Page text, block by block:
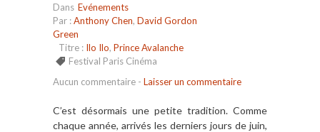
Dans Evénements
Par :Anthony Chen, David Gordon
Green
Titre : Ilo Ilo, Prince Avalanche
Festival Paris Cinéma
Aucun commentaire - Laisser un commentaire
C’est désormais une petite tradition. Comme
chaque année, arrivés les derniers jours de juin,